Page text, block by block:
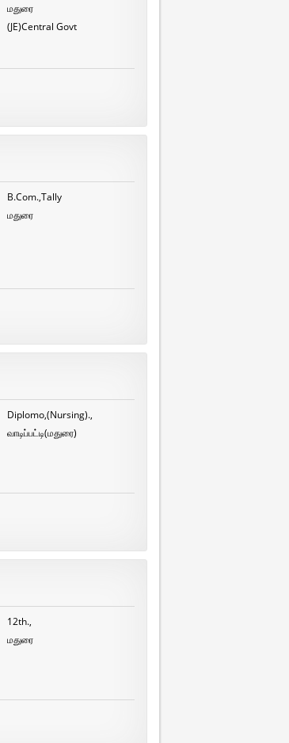
மதுரை
(JE)Central Govt
B.Com.,Tally
மதுரை
Diplomo,(Nursing).,
வாடிப்பட்டி(மதுரை)
12th.,
மதுரை